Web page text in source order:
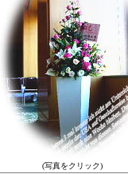
(写真をクリック)